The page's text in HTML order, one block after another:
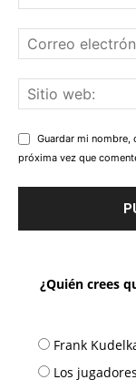
Guardar mi
próxima vez que
¿Quién crees
Frank
Los jugadores